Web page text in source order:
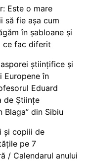
Este o mare
să fie așa cum
în șabloane și
ce fac diferit
științifice și
Europene în
Eduard
de Științe
Blaga” din Sibiu
și copiii de
pe 7
/ Calendarul anului